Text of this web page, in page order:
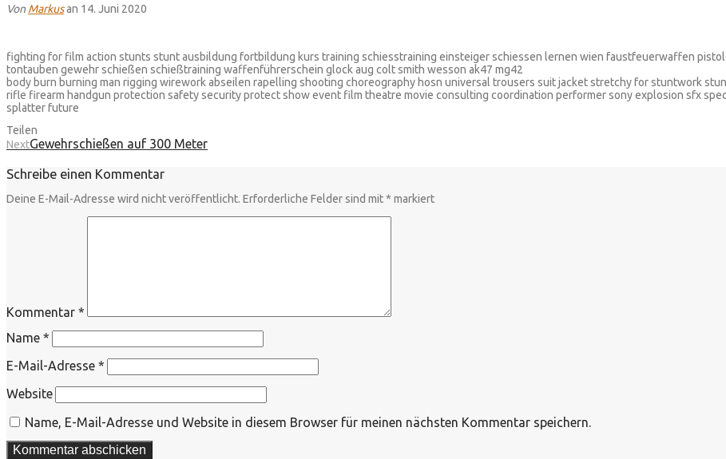
VonMarkusan 14. Juni 2020
fighting for film action stunts stunt ausbildung fortbildung kurs training schiesstraining einsteiger schiessen lernen wien faustfeuerwaffen
tontauben gewehr schießen schießtraining waffenführerschein glock aug colt smith wesson ak47 mg42
body burn burning man rigging wirework abseilen rapelling shooting choreography hosn universal trousers suit jacket stretchy for stuntwork
rifle firearm handgun protection safety security protect show event film theatre movie consulting coordination performer sony explosion sfx
splatter future
Teilen
NextGewehrschießen auf 300 Meter
Schreibe einen Kommentar
Deine E-Mail-Adresse wird nicht veröffentlicht. Erforderliche Felder sind mit* markiert
Kommentar *
Name *
E-Mail-Adresse *
Website
Name, E-Mail-Adresse und Website in diesem Browser für meinen nächsten Kommentar speichern.